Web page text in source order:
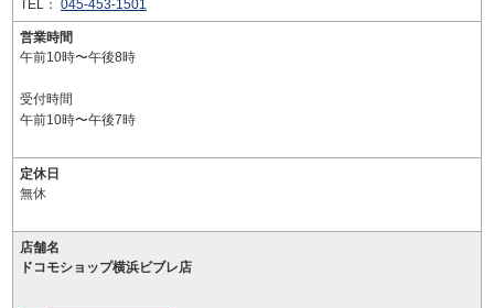
TEL： 045-453-1501
営業時間
午前10時〜午後8時
受付時間
午前10時〜午後7時
定休日
無休
店舗名
ドコモショップ横浜ビブレ店